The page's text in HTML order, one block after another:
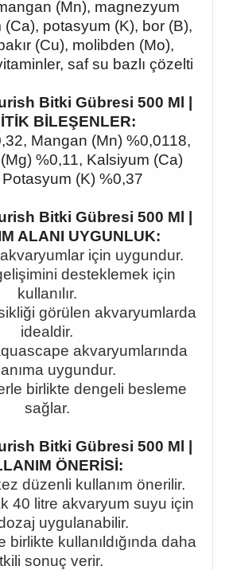
(Mn), magnezyum
(Ca), potasyum (K), bor (B),
(Cu), molibden (Mo),
saf su bazlı çözelti
Bitki Gübresi 500 Ml |
BİLEŞENLER:
Mangan (Mn) %0,0118,
%0,11, Kalsiyum (Ca)
(K) %0,37
Bitki Gübresi 500 Ml |
ALANI UYGUNLUK:
için uygundur.
desteklemek için
kullanılır.
görülen akvaryumlarda
idealdir.
akvaryumlarında
uygundur.
birlikte dengeli besleme
sağlar.
Bitki Gübresi 500 Ml |
ÖNERİSİ:
düzenli kullanım önerilir.
40 litre akvaryum suyu için
uygulanabilir.
birlikte kullanıldığında daha
sonuç verir.